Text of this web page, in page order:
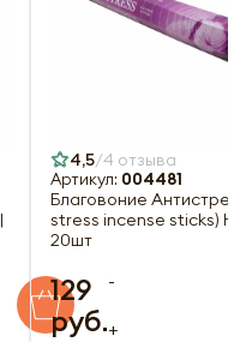
4,5 4 отзыва
Артикул: 004481
Благовоние
stress incense sticks)
20шт
129
руб.
-
+